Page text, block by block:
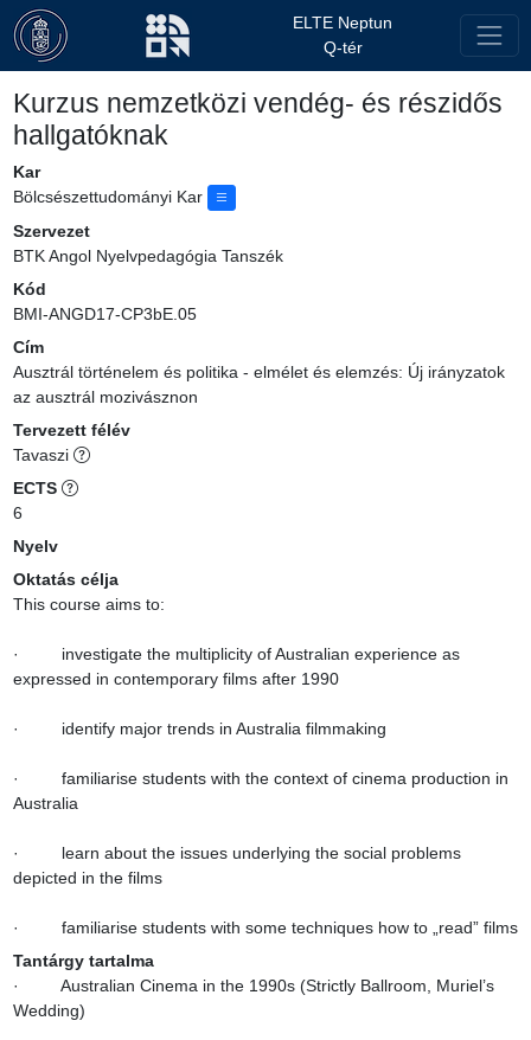
ELTE Neptun
Q-tér
Kurzus nemzetközi vendég- és részidős
hallgatóknak
Kar
Bölcsészettudományi Kar
Szervezet
BTK Angol Nyelvpedagógia Tanszék
Kód
BMI-ANGD17-CP3bE.05
Cím
Ausztrál történelem és politika - elmélet és elemzés: Új irányzatok
az ausztrál mozivásznon
Tervezett félév
Tavaszi
ECTS
6
Nyelv
Oktatás célja
This course aims to:
·         investigate the multiplicity of Australian experience as
expressed in contemporary films after 1990
·         identify major trends in Australia filmmaking
·         familiarise students with the context of cinema production in
Australia
·         learn about the issues underlying the social problems
depicted in the films
·         familiarise students with some techniques how to „read” films
Tantárgy tartalma
·         Australian Cinema in the 1990s (Strictly Ballroom, Muriel’s
Wedding)